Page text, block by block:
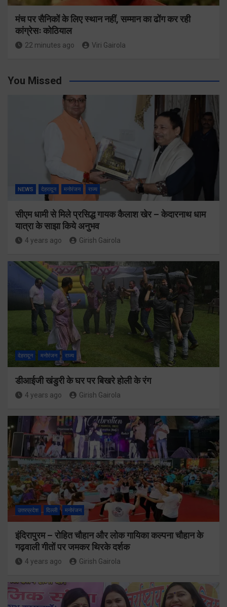
मंच पर सैनिकों के लिए स्थान नहीं, सम्मान का ढोंग कर रही
कांग्रेसः कोठियाल
22 minutes ago Viri Gairola
You Missed
NEWS देहरादून मनोरंजन राज्य
सीएम धामी से मिले प्रसिद्ध गायक कैलाश खेर – केदारनाथ धाम
यात्रा के साझा किये अनुभव
4 years ago Girish Gairola
देहरादून मनोरंजन राज्य
डीआईजी खंडुरी के घर पर बिखरे होली के रंग
4 years ago Girish Gairola
उत्तरप्रदेश दिल्ली मनोरंजन
इंदिरापुरम – रोहित चौहान और लोक गायिका कल्पना चौहान के
गढ़वाली गीतों पर जमकर थिरके दर्शक
4 years ago Girish Gairola